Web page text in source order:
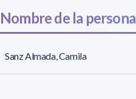
Nombre de la persona
Sanz Almada, Camila